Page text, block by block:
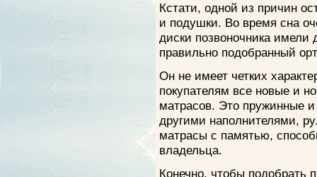
Кстати, одной из причин
и подушки. Во время сна
диски позвоночника имели
правильно подобранный
Он не имеет четких
покупателям все новые и
матрасов. Это пружинные
другими наполнителями,
матрасы с памятью,
владельца.
Конечно, чтобы подобрать